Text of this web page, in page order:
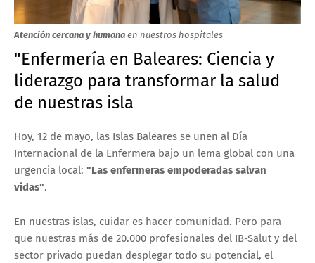
Atención cercana y humana en nuestros hospitales
"Enfermería en Baleares: Ciencia y
liderazgo para transformar la salud
de nuestras isla
Hoy, 12 de mayo, las Islas Baleares se unen al Día
Internacional de la Enfermera bajo un lema global con una
urgencia local: "Las enfermeras empoderadas salvan
vidas".
En nuestras islas, cuidar es hacer comunidad. Pero para
que nuestras más de 20.000 profesionales del IB-Salut y del
sector privado puedan desplegar todo su potencial, el